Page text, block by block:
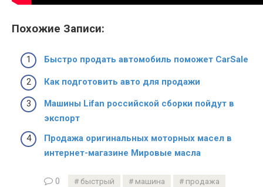
Похожие Записи:
Быстро продать автомобиль поможет CarSale
Как подготовить авто для продажи
Машины Lifan российской сборки пойдут в
экспорт
Продажа оригинальных моторных масел в
интернет-магазине Мировые масла
0 быстрый машина продажа